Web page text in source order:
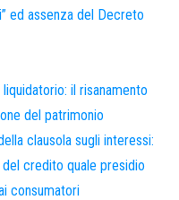
ed assenza del Decreto
il risanamento
del patrimonio
clausola sugli interessi:
credito quale presidio
consumatori